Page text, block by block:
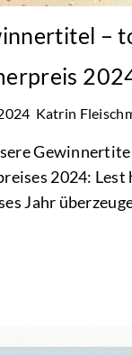
–
Katrin
2024: Lest
Jahr